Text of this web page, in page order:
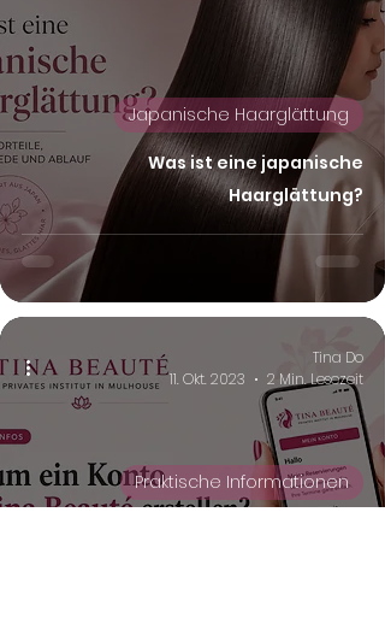
Was ist eine japanische
Haarglättung?
Japanische Haarglättung
Praktische Informationen
Tina Do
11. Okt. 2023
2 Min. Lesezeit